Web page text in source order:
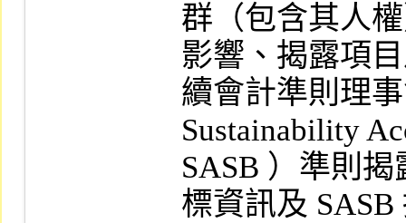
群（包含其人
影響、揭露項
續會計準則理
Sustainability
SASB ）準則
標資訊及